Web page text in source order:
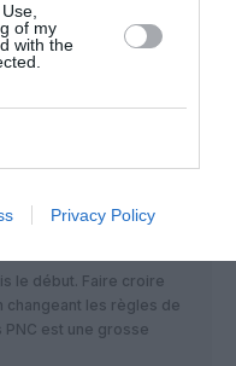
of my
with the
Privacy Policy
le début. Faire croire
changeant les règles de
est une grosse